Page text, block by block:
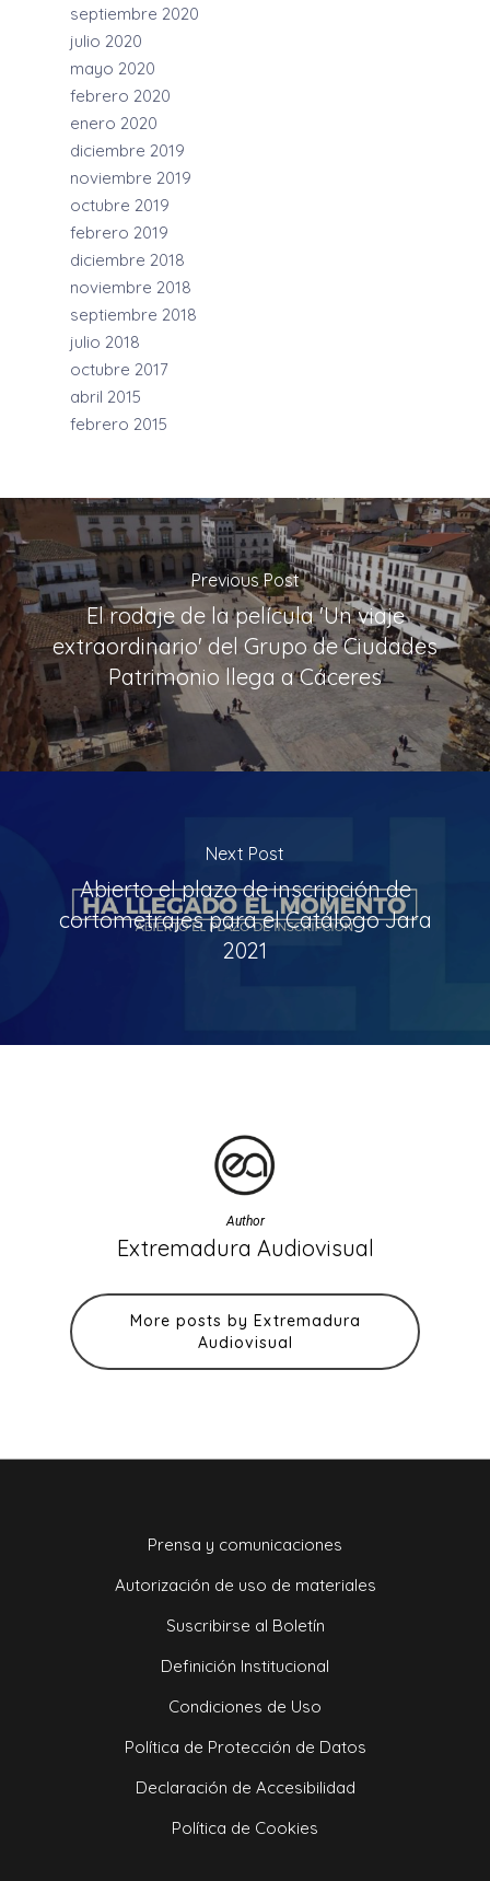
septiembre 2020
julio 2020
mayo 2020
febrero 2020
enero 2020
diciembre 2019
noviembre 2019
octubre 2019
febrero 2019
diciembre 2018
noviembre 2018
septiembre 2018
julio 2018
octubre 2017
abril 2015
febrero 2015
Previous Post
El rodaje de la película 'Un viaje
extraordinario' del Grupo de Ciudades
Patrimonio llega a Cáceres
Next Post
Abierto el plazo de inscripción de
cortometrajes para el Catálogo Jara
2021
Author
Extremadura Audiovisual
More posts by Extremadura
Audiovisual
Prensa y comunicaciones
Autorización de uso de materiales
Suscribirse al Boletín
Definición Institucional
Condiciones de Uso
Política de Protección de Datos
Declaración de Accesibilidad
Política de Cookies